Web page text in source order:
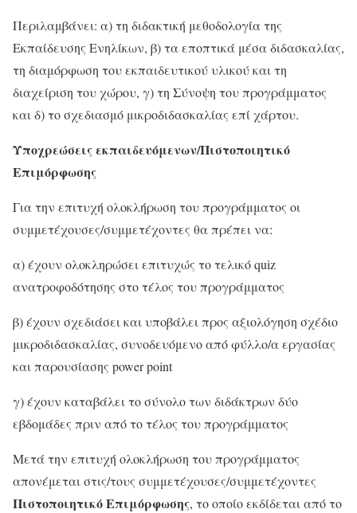
Περιλαμβάνει: α) τη διδακτική μεθοδολογία της
Εκπαίδευσης Ενηλίκων, β) τα εποπτικά μέσα διδασκαλίας,
τη διαμόρφωση του εκπαιδευτικού υλικού και τη
διαχείριση του χώρου, γ) τη Σύνοψη του προγράμματος
και δ) το σχεδιασμό μικροδιδασκαλίας επί χάρτου.
Υποχρεώσεις εκπαιδευόμενων/Πιστοποιητικό
Επιμόρφωσης
Για την επιτυχή ολοκλήρωση του προγράμματος οι
συμμετέχουσες/συμμετέχοντες θα πρέπει να:
α) έχουν ολοκληρώσει επιτυχώς το τελικό quiz
ανατροφοδότησης στο τέλος του προγράμματος
β) έχουν σχεδιάσει και υποβάλει προς αξιολόγηση σχέδιο
μικροδιδασκαλίας, συνοδευόμενο από φύλλο/α εργασίας
και παρουσίασης power point
γ) έχουν καταβάλει το σύνολο των διδάκτρων δύο
εβδομάδες πριν από το τέλος του προγράμματος
Μετά την επιτυχή ολοκλήρωση του προγράμματος
απονέμεται στις/τους συμμετέχουσες/συμμετέχοντες
Πιστοποιητικό Επιμόρφωσης, το οποίο εκδίδεται από το